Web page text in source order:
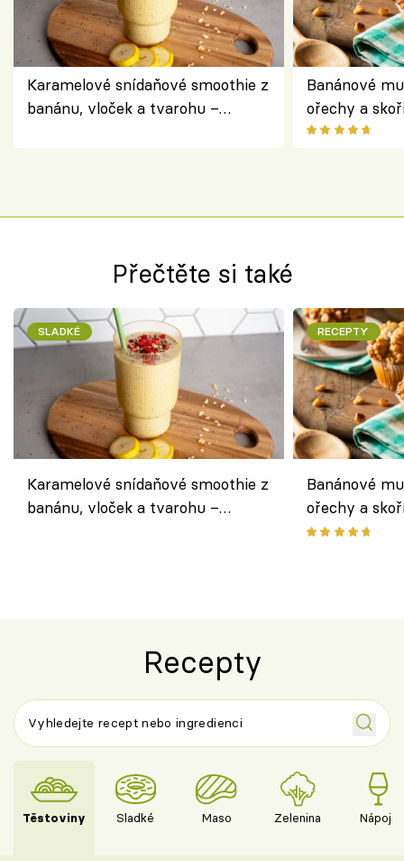
Karamelové snídaňové smoothie z
banánu, vloček a tvarohu –
Banánové
ořechy a
Přečtěte si také
SLADKÉ
Karamelové snídaňové smoothie z
banánu, vloček a tvarohu –
RECEPTY
Banánové
ořechy a
Recepty
Těstoviny Sladké Maso Zelenina Nápoje